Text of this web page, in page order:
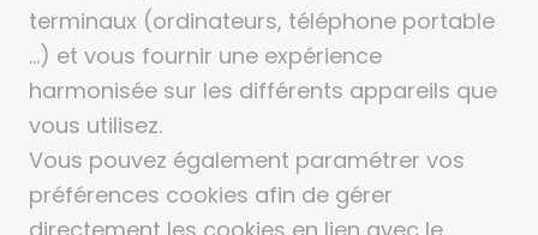
terminaux (ordinateurs, téléphone portable
…) et vous fournir une expérience
harmonisée sur les différents appareils que
vous utilisez.
Vous pouvez également paramétrer vos
préférences cookies afin de gérer
directement les cookies en lien avec le